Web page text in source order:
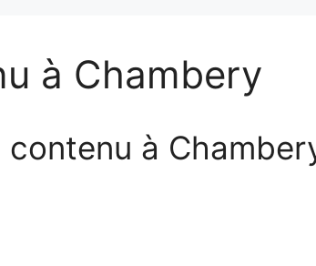
à Chambery
à